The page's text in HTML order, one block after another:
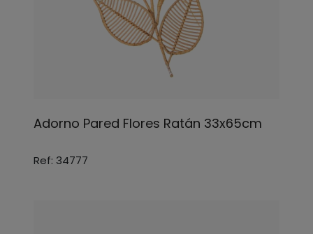
Adorno Pared Flores Ratán 33x65cm
Ref: 34777